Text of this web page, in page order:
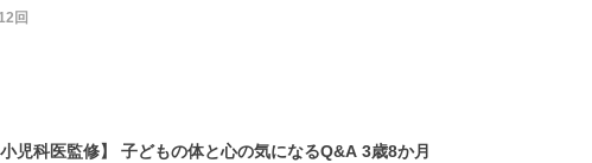
回
【小児科医監修】 子どもの体と心の気になるQ&A 3歳8か月